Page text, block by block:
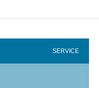
SERVICE